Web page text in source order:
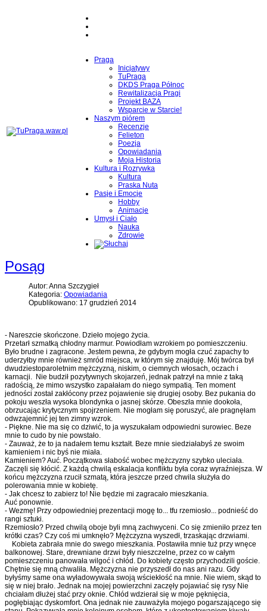
Praga
Inicjatywy
TuPraga
DKDS Praga Północ
Rewitalizacja Pragi
Projekt BAZA
Wsparcie w Starcie!
Naszym piórem
Recenzje
Felieton
Poezja
Opowiadania
Moja Historia
Kultura i Rozrywka
Kultura
Praska Nuta
Pasje i Emocje
Hobby
Animacje
Umysł i Ciało
Nauka
Zdrowie
Posąg
Autor: Anna Szczygieł
Kategoria: Opowiadania
Opublikowano: 17 grudzień 2014
- Nareszcie skończone. Dzieło mojego życia.
Przetarł szmatką chłodny marmur. Powiodłam wzrokiem po pomieszczeniu.
Było brudne i zagracone. Jestem pewna, że gdybym mogła czuć zapachy to
uderzyłby mnie również smród miejsca, w którym się znajduję. Mój twórca był
dwudziestoparoletnim mężczyzną, niskim, o ciemnych włosach, oczach i
karnacji. Nie budził pozytywnych skojarzeń, jednak patrzył na mnie z taką
radością, że mimo wszystko zapałałam do niego sympatią. Ten moment
jedności został zakłócony przez pojawienie się drugiej osoby. Bez pukania do
pokoju weszła wysoka blondynka o jasnej skórze. Obeszła mnie dookoła,
obrzucając krytycznym spojrzeniem. Nie mogłam się poruszyć, ale pragnęłam
odwzajemnić jej ten zimny wzrok.
- Piękne. Nie ma się co dziwić, to ja wyszukałam odpowiedni surowiec. Beze
mnie to cudo by nie powstało.
- Zauważ, że to ja nadałem temu kształt. Beze mnie siedziałabyś ze swoim
kamieniem i nic byś nie miała.
Kamieniem? Auć. Początkowa słabość wobec mężczyzny szybko uleciała.
Zaczęli się kłócić. Z każdą chwilą eskalacja konfliktu była coraz wyraźniejsza. W
końcu mężczyzna rzucił szmatą, która jeszcze przed chwila służyła do
polerowania mnie w kobietę.
- Jak chcesz to zabierz to! Nie będzie mi zagracało mieszkania.
Auć ponownie.
- Wezmę! Przy odpowiedniej prezentacji mogę to... tfu rzemiosło... podnieść do
rangi sztuki.
Rzemiosło? Przed chwilą oboje byli mną zachwyceni. Co się zmieniło przez ten
krótki czas? Czy coś mi umknęło? Mężczyzna wyszedł, trzaskając drzwiami.
Kobieta zabrała mnie do swego mieszkania. Postawiła mnie tuż przy wnęce
balkonowej. Stare, drewniane drzwi były nieszczelne, przez co w całym
pomieszczeniu panowała wilgoć i chłód. Do kobiety często przychodzili goście.
Chętnie się mną chwaliła. Mężczyzna nie przyszedł do nas ani razu. Gdy
byłyśmy same ona wyładowywała swoją wściekłość na mnie. Nie wiem, skąd to
się w niej brało. Jednak na mojej powierzchni zaczęły pojawiać się rysy Nie
chciałam dłużej stać przy oknie. Chłód wdzierał się w moje pęknięcia,
pogłębiając dyskomfort. Ona jednak nie zauważyła mojego pogarszającego się